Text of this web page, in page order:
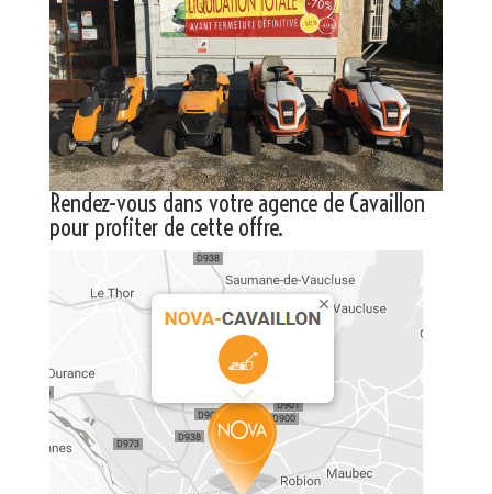
Rendez-vous dans votre agence de Cavaillon
pour profiter de cette offre.